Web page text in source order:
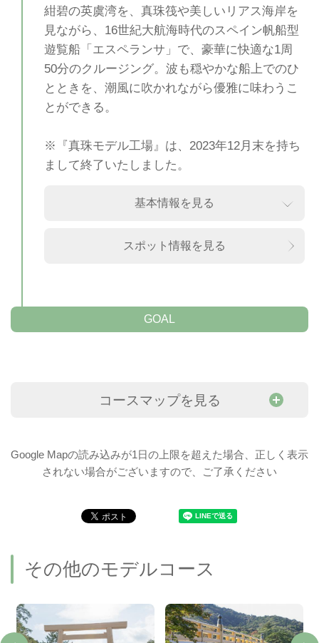
紺碧の英虞湾を、真珠筏や美しいリアス海岸を
見ながら、16世紀大航海時代のスペイン帆船型
遊覧船「エスペランサ」で、豪華に快適な1周
50分のクルージング。波も穏やかな船上でのひ
とときを、潮風に吹かれながら優雅に味わうこ
とができる。
※『真珠モデル工場』は、2023年12月末を持ち
まして終了いたしました。
基本情報を見る
スポット情報を見る
GOAL
コースマップを見る
Google Mapの読み込みが1日の上限を超えた場合、正しく表示
されない場合がございますので、ご了承ください
その他のモデルコース